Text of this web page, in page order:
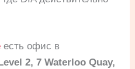
есть офис в
Level 2, 7 Waterloo Quay,